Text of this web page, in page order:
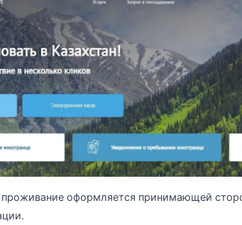
проживание оформляется принимающей